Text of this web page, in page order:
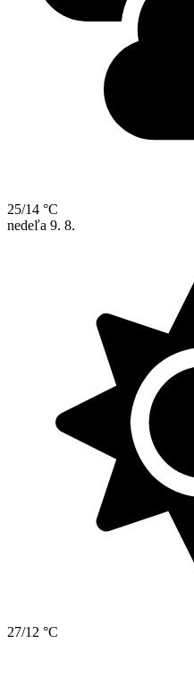
25/14 °C
nedeľa 9. 8.
27/12 °C